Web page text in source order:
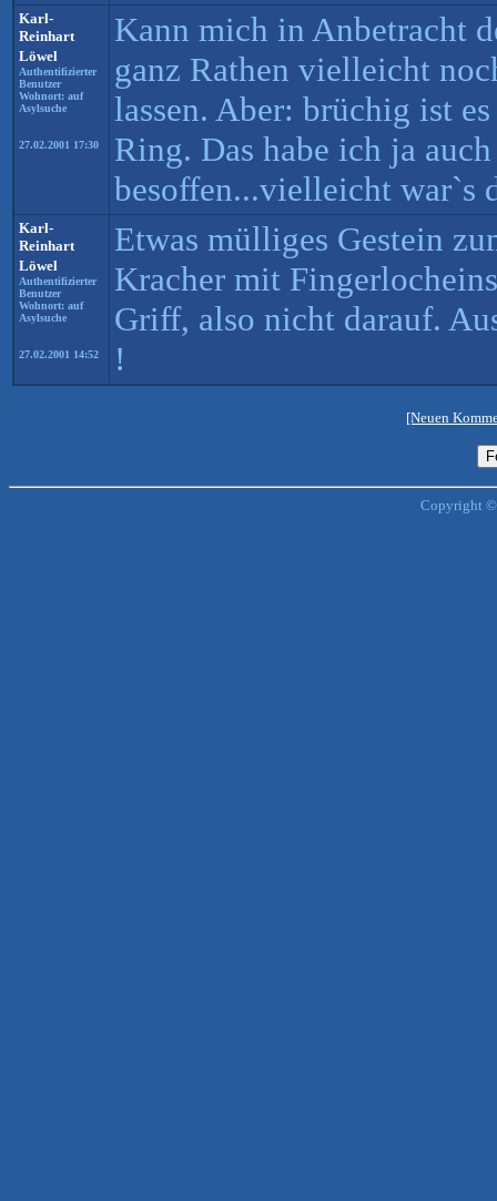
Karl-
Reinhart
Löwel
Authentifizierter
Benutzer
Wohnort: auf
Asylsuche
27.02.2001 17:30
Kann mich in Anbetracht
ganz Rathen vielleicht
lassen. Aber: brüchig ist
Ring. Das habe ich ja
besoffen...vielleicht war`s
Karl-
Reinhart
Löwel
Authentifizierter
Benutzer
Wohnort: auf
Asylsuche
27.02.2001 14:52
Etwas mülliges Gestein
Kracher mit
Griff, also nicht darauf.
!
[Neuen
Copyright ©